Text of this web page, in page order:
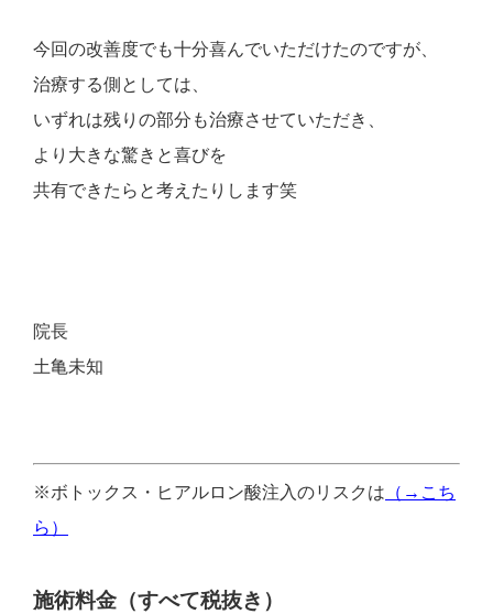
今回の改善度でも十分喜んでいただけたのですが、
治療する側としては、
いずれは残りの部分も治療させていただき、
より大きな驚きと喜びを
共有できたらと考えたりします笑
院長
土亀未知
※ボトックス・ヒアルロン酸注入のリスクは （→こち
ら）
施術料金（すべて税抜き）